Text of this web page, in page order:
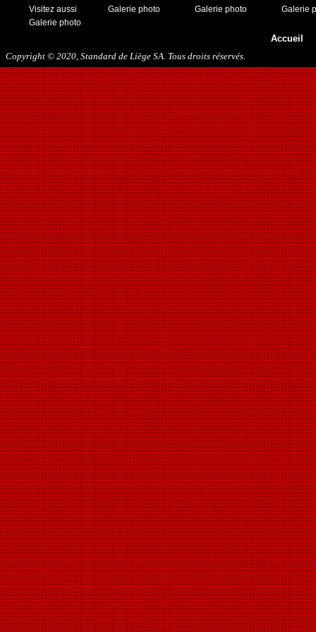
19/11/2016
10/01/2017
26/05/2017
21/12/2017
27/01/2018
10/03/2018
17/05/2018
22/08/2018
27/10/2018
12/01/2019
23/11/2019
Visitez aussi
Galerie photo
Galerie photo
Galerie photo
Galerie
Accueil
Copyright © 2020, Standard de Liège SA. Tous droits réservés.